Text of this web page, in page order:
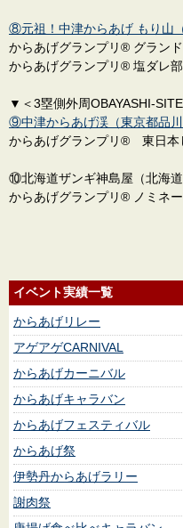
⑧元祖！中津からあげ もり山
からあげグランプリ® グラン
からあげグランプリ® 塩ダレ
▼＜3塁側外周OBAYASHI-
⑨中津からあげ渓（東京都品川
からあげグランプリ® 東日
⑩北海道ザンギ神島屋（北海道
からあげグランプリ® ノミネ
イベント実績一覧
からあげリレー
アゲアゲCARNIVAL
からあげカーニバル
からあげキャラバン
からあげフェスティバル
からあげ祭
伊勢丹からあげラリー
謝肉祭